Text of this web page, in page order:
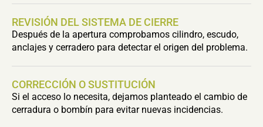
REVISIÓN DEL SISTEMA DE CIERRE
Después de la apertura comprobamos cilindro, escudo,
anclajes y cerradero para detectar el origen del problema.
CORRECCIÓN O SUSTITUCIÓN
Si el acceso lo necesita, dejamos planteado el cambio de
cerradura o bombín para evitar nuevas incidencias.